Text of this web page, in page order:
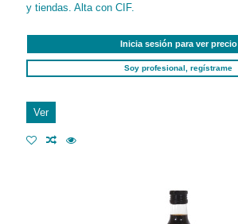
y tiendas. Alta con CIF.
Inicia sesión para ver precio
Soy profesional, regístrame
Ver